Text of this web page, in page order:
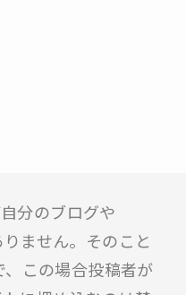
分のブログや
ません。そのこと
この場合投稿者が